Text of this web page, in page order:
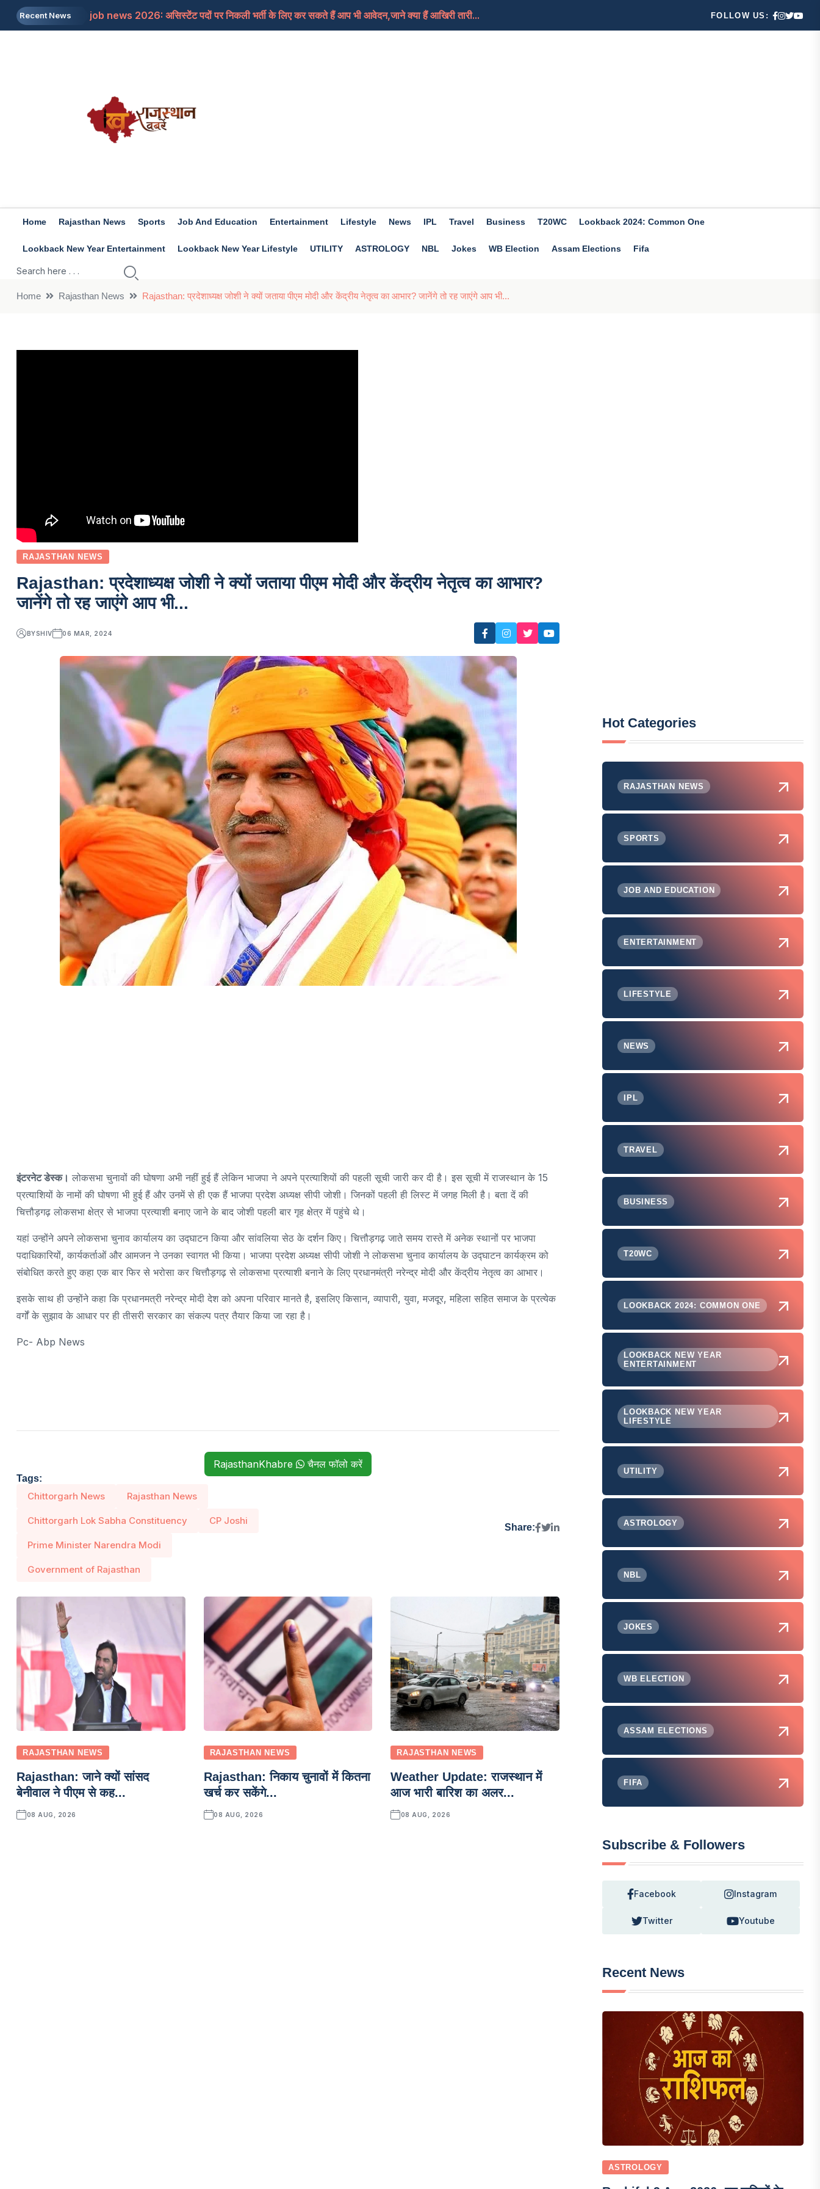
Recent News
job news 2026: असिस्टेंट पदों पर निकली भर्ती के लिए कर सकते हैं आप भी आवेदन,जाने क्या हैं आखिरी तारी...
Rashifal 9 aug 2026: इन राशियों के जातकों के लिए अच्छा होगा दिन, कामकाज में मिलेगी सफलता, जाने क्या...
FOLLOW US:
Home Rajasthan News Sports Job And Education Entertainment Lifestyle News IPL Travel Business T20WC Lookback 2024: Common One
Lookback New Year Entertainment Lookback New Year Lifestyle UTILITY ASTROLOGY NBL Jokes WB Election Assam Elections Fifa
Home Rajasthan News Rajasthan: प्रदेशाध्यक्ष जोशी ने क्यों जताया पीएम मोदी और केंद्रीय नेतृत्व का आभार? जानेंगे तो रह जाएंगे आप भी...
RAJASTHAN NEWS
Rajasthan: प्रदेशाध्यक्ष जोशी ने क्यों जताया पीएम मोदी और केंद्रीय नेतृत्व का आभार?
जानेंगे तो रह जाएंगे आप भी...
BYSHIV 06 MAR, 2024
इंटरनेट डेस्क। लोकसभा चुनावों की घोषणा अभी नहीं हुई हैं लेकिन भाजपा ने अपने प्रत्याशियों की पहली सूची जारी कर दी है। इस सूची में राजस्थान के 15
प्रत्याशियों के नामों की घोषणा भी हुई हैं और उनमें से ही एक हैं भाजपा प्रदेश अध्यक्ष सीपी जोशी। जिनकों पहली ही लिस्ट में जगह मिली है। बता दें की
चित्तौड़गढ़ लोकसभा क्षेत्र से भाजपा प्रत्याशी बनाए जाने के बाद जोशी पहली बार गृह क्षेत्र में पहुंचे थे।
यहां उन्होंने अपने लोकसभा चुनाव कार्यालय का उद्घाटन किया और सांवलिया सेठ के दर्शन किए। चित्तौड़गढ़ जाते समय रास्ते में अनेक स्थानों पर भाजपा
पदाधिकारियों, कार्यकर्ताओं और आमजन ने उनका स्वागत भी किया। भाजपा प्रदेश अध्यक्ष सीपी जोशी ने लोकसभा चुनाव कार्यालय के उद्घाटन कार्यक्रम को
संबोधित करते हुए कहा एक बार फिर से भरोसा कर चित्तौड़गढ़ से लोकसभा प्रत्याशी बनाने के लिए प्रधानमंत्री नरेन्द्र मोदी और केंद्रीय नेतृत्व का आभार।
इसके साथ ही उन्होंने कहा कि प्रधानमत्री नरेन्द्र मोदी देश को अपना परिवार मानते है, इसलिए किसान, व्यापारी, युवा, मजदूर, महिला सहित समाज के प्रत्येक
वर्गों के सुझाव के आधार पर ही तीसरी सरकार का संकल्प पत्र तैयार किया जा रहा है।
Pc- Abp News
RajasthanKhabre चैनल फॉलो करें
Tags:
Chittorgarh News Rajasthan News
Chittorgarh Lok Sabha Constituency CP Joshi
Prime Minister Narendra Modi
Government of Rajasthan
Share:
RAJASTHAN NEWS
Rajasthan: जाने क्यों सांसद
बेनीवाल ने पीएम से कह...
08 AUG, 2026
RAJASTHAN NEWS
Rajasthan: निकाय चुनावों में कितना
खर्च कर सकेंगे...
08 AUG, 2026
RAJASTHAN NEWS
Weather Update: राजस्थान में
आज भारी बारिश का अलर...
08 AUG, 2026
Hot Categories
RAJASTHAN NEWS
SPORTS
JOB AND EDUCATION
ENTERTAINMENT
LIFESTYLE
NEWS
IPL
TRAVEL
BUSINESS
T20WC
LOOKBACK 2024: COMMON ONE
LOOKBACK NEW YEAR
ENTERTAINMENT
LOOKBACK NEW YEAR
LIFESTYLE
UTILITY
ASTROLOGY
NBL
JOKES
WB ELECTION
ASSAM ELECTIONS
FIFA
Subscribe & Followers
Facebook Instagram
Twitter Youtube
Recent News
ASTROLOGY